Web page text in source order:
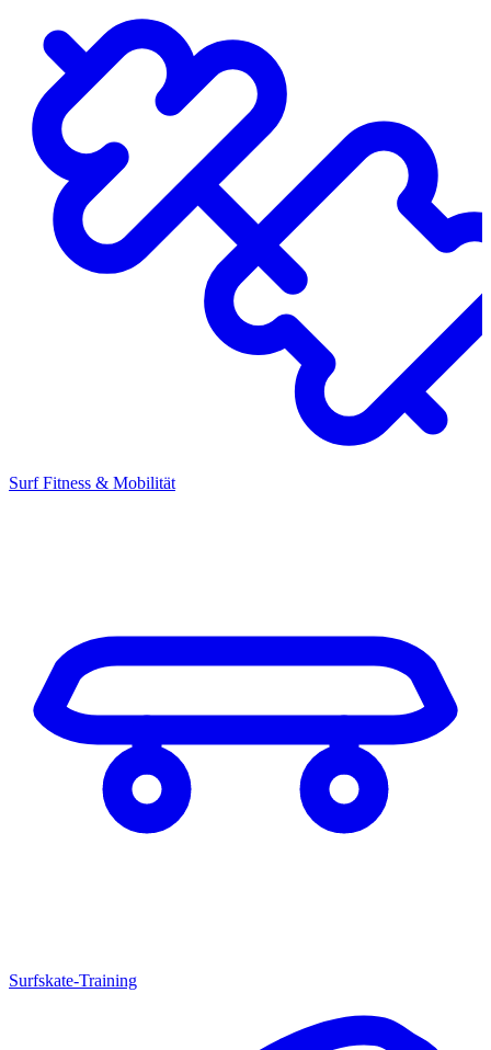
Surf Fitness & Mobilität
Surfskate-Training